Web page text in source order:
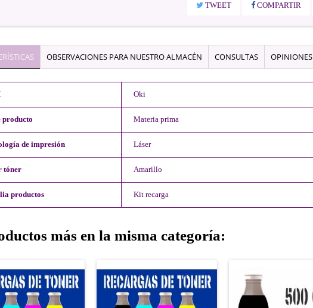
TWEET COMPARTIR
OBSERVACIONES PARA NUESTRO ALMACÉN CONSULTAS OPINIONES
Oki
producto Materia prima
de impresión Láser
tóner Amarillo
productos Kit recarga
más en la misma categoría: